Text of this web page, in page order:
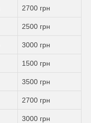
2700 грн
2500 грн
3000 грн
1500 грн
3500 грн
2700 грн
3000 грн